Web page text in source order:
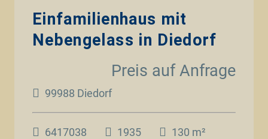
Einfamilienhaus mit
Nebengelass in Diedorf
99988 Diedorf
Preis auf Anfrage
6417038 1935 130 m²